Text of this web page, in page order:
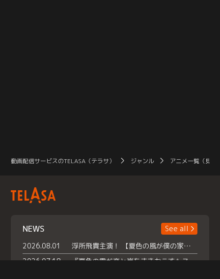
動画配信サービスのTELASA（テラサ） ジャンル アニメ一覧（見放
NEWS
See all
2026.08.01
浮所飛貴主演！ 【夏色の風が僕の家にやってきた】 本日よりテラサで独占配信スタート！
2026.07.18
『夏色の雲が恋と嵐をまきおこす』スペシャルメイキング 【Part1】2026年７月18日（土）23時30分～配信スタート！話題のシーンの裏側を大公開！豪華キャスト大集合！ 『武宮家 真夏の家族会議』開催！